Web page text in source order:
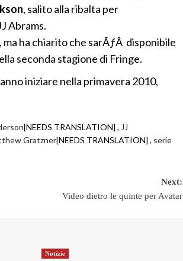
, salito alla ribalta per
Abrams.
ha chiarito che sarÃƒÂ disponibile
seconda stagione di Fringe.
iniziare nella primavera 2010,
[NEEDS TRANSLATION] , JJ
Gratzner[NEEDS TRANSLATION] , serie
Next:
Video dietro le quinte per Avatar
Notizie